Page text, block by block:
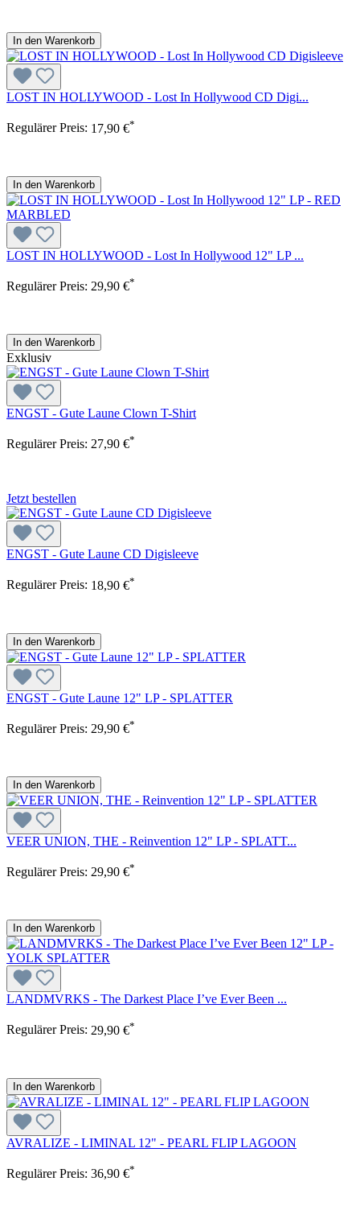
In den Warenkorb
LOST IN HOLLYWOOD - Lost In Hollywood CD Digi...
Regulärer Preis: 17,90 €*
In den Warenkorb
LOST IN HOLLYWOOD - Lost In Hollywood 12" LP ...
Regulärer Preis: 29,90 €*
In den Warenkorb
Exklusiv
ENGST - Gute Laune Clown T-Shirt
Regulärer Preis: 27,90 €*
Jetzt bestellen
ENGST - Gute Laune CD Digisleeve
Regulärer Preis: 18,90 €*
In den Warenkorb
ENGST - Gute Laune 12" LP - SPLATTER
Regulärer Preis: 29,90 €*
In den Warenkorb
VEER UNION, THE - Reinvention 12" LP - SPLATT...
Regulärer Preis: 29,90 €*
In den Warenkorb
LANDMVRKS - The Darkest Place I’ve Ever Been ...
Regulärer Preis: 29,90 €*
In den Warenkorb
AVRALIZE - LIMINAL 12" - PEARL FLIP LAGOON
Regulärer Preis: 36,90 €*